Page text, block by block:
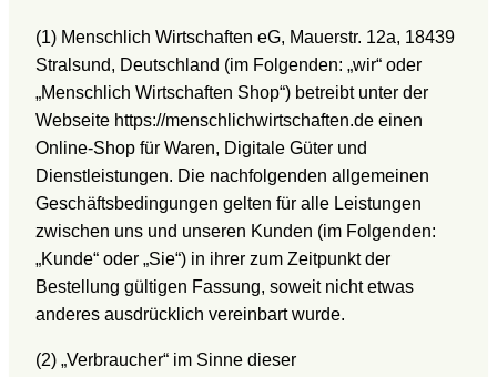
(1) Menschlich Wirtschaften eG, Mauerstr. 12a, 18439
Stralsund, Deutschland (im Folgenden: „wir“ oder
„Menschlich Wirtschaften Shop“) betreibt unter der
Webseite https://menschlichwirtschaften.de einen
Online-Shop für Waren, Digitale Güter und
Dienstleistungen. Die nachfolgenden allgemeinen
Geschäftsbedingungen gelten für alle Leistungen
zwischen uns und unseren Kunden (im Folgenden:
„Kunde“ oder „Sie“) in ihrer zum Zeitpunkt der
Bestellung gültigen Fassung, soweit nicht etwas
anderes ausdrücklich vereinbart wurde.
(2) „Verbraucher“ im Sinne dieser